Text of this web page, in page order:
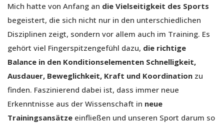
Mich hatte von Anfang an die Vielseitigkeit des Sports
begeistert, die sich nicht nur in den unterschiedlichen
Disziplinen zeigt, sondern vor allem auch im Training. Es
gehört viel Fingerspitzengefühl dazu, die richtige
Balance in den Konditionselementen Schnelligkeit,
Ausdauer, Beweglichkeit, Kraft und Koordination zu
finden. Faszinierend dabei ist, dass immer neue
Erkenntnisse aus der Wissenschaft in neue
Trainingsansätze einfließen und unseren Sport darum so